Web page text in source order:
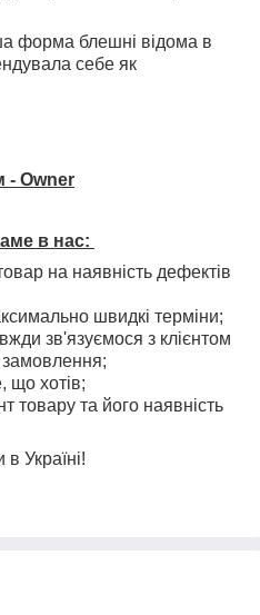
форма блешні відома в
себе як
- Owner
в нас:
на наявність дефектів
швидкі терміни;
зв'язуємося з клієнтом
що хотів;
товару та його наявність
Україні!